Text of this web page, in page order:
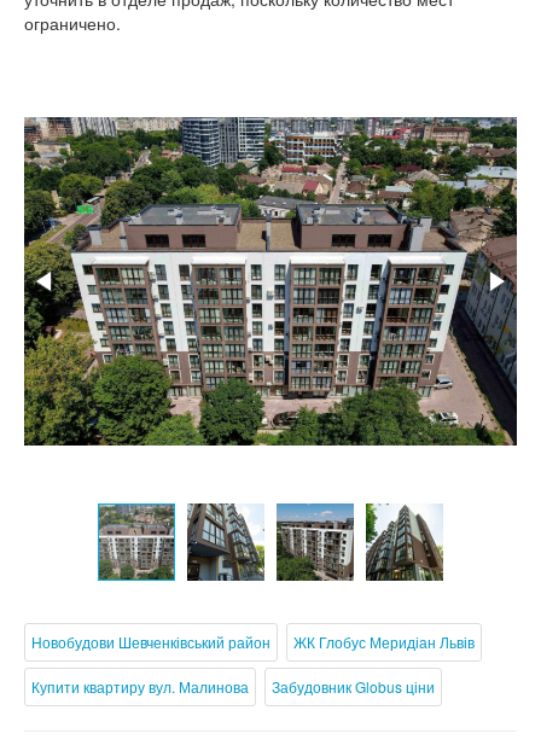
ограничено.
Новобудови Шевченківський район ЖК Глобус Меридіан Львів
Купити квартиру вул. Малинова Забудовник Globus ціни